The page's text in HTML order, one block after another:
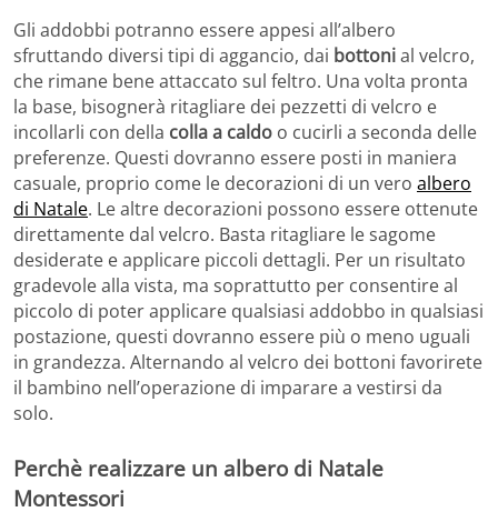
Gli addobbi potranno essere appesi all’albero
sfruttando diversi tipi di aggancio, dai bottonial velcro,
che rimane bene attaccato sul feltro. Una volta pronta
la base, bisognerà ritagliare dei pezzetti di velcro e
incollarli con della colla a caldo o cucirli a seconda delle
preferenze. Questi dovranno essere posti in maniera
casuale, proprio come le decorazioni di un vero albero
di Natale. Le altre decorazioni possono essere ottenute
direttamente dal velcro. Basta ritagliare le sagome
desiderate e applicare piccoli dettagli. Per un risultato
gradevole alla vista, ma soprattutto per consentire al
piccolo di poter applicare qualsiasi addobbo in qualsiasi
postazione, questi dovranno essere più o meno uguali
in grandezza. Alternando al velcro dei bottoni favorirete
il bambino nell’operazione di imparare a vestirsi da
solo.
Perchè realizzare un albero di Natale
Montessori